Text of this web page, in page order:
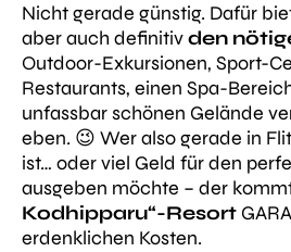
Nicht gerade günstig. Dafür
aber auch definitivden
Outdoor-Exkursionen, Sport-
Restaurants, einen Spa-
unfassbar schönen Gelände
eben. 😉 Wer also gerade in
ist… oder viel Geld für den
ausgeben möchte – der
Kodhipparu“-Resort
erdenklichen Kosten.